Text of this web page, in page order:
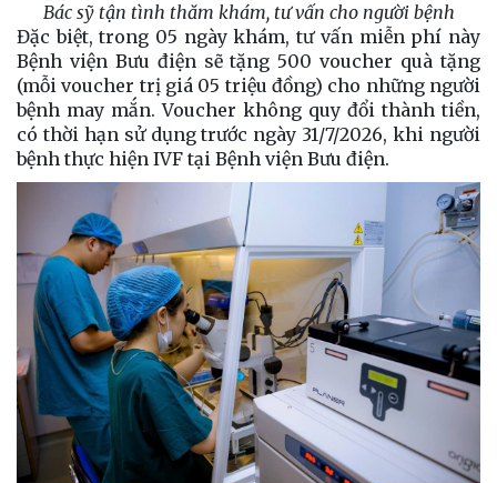
Bác sỹ tận tình thăm khám, tư vấn cho người bệnh
Đặc biệt, trong 05 ngày khám, tư vấn miễn phí này
Bệnh viện Bưu điện sẽ tặng 500 voucher quà tặng
(mỗi voucher trị giá 05 triệu đồng) cho những người
bệnh may mắn. Voucher không quy đổi thành tiền,
có thời hạn sử dụng trước ngày 31/7/2026, khi người
bệnh thực hiện IVF tại Bệnh viện Bưu điện.